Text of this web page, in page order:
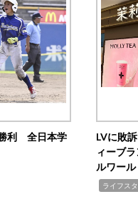
利 全日本学
LVに敗
ィーブ
ルワール
ライフス